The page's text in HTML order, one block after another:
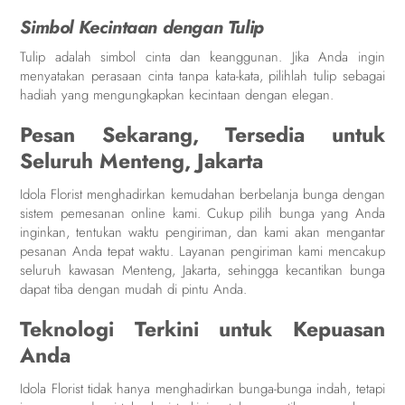
Simbol Kecintaan dengan Tulip
Tulip adalah simbol cinta dan keanggunan. Jika Anda ingin
menyatakan perasaan cinta tanpa kata-kata, pilihlah tulip sebagai
hadiah yang mengungkapkan kecintaan dengan elegan.
Pesan Sekarang, Tersedia untuk
Seluruh Menteng, Jakarta
Idola Florist menghadirkan kemudahan berbelanja bunga dengan
sistem pemesanan online kami. Cukup pilih bunga yang Anda
inginkan, tentukan waktu pengiriman, dan kami akan mengantar
pesanan Anda tepat waktu. Layanan pengiriman kami mencakup
seluruh kawasan Menteng, Jakarta, sehingga kecantikan bunga
dapat tiba dengan mudah di pintu Anda.
Teknologi Terkini untuk Kepuasan
Anda
Idola Florist tidak hanya menghadirkan bunga-bunga indah, tetapi